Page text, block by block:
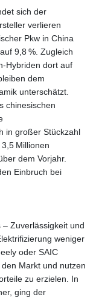
sich der
verlieren
Pkw in China
9,8 %. Zugleich
dort auf
dem
unterschätzt.
chinesischen
in großer Stückzahl
Millionen
dem Vorjahr.
Einbruch bei
Zuverlässigkeit und
weniger
oder SAIC
Markt und nutzen
zu erzielen. In
ging der